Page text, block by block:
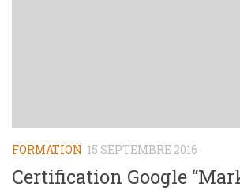
FORMATION 15 SEPTEMBRE 2016
Certification Google